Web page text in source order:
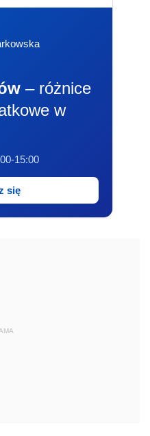
– różnice
w
15:00
się